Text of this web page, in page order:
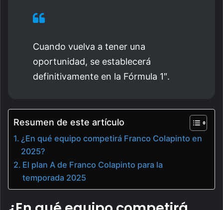
Cuando vuelva a tener una
oportunidad, se establecerá
definitivamente en la Fórmula 1″.
Resumen de este artículo
¿En qué equipo competirá Franco Colapinto en
2025?
El plan A de Franco Colapinto para la
temporada 2025